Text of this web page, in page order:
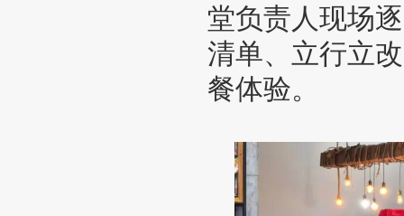
堂负责人现场
清单、立行立
餐体验。